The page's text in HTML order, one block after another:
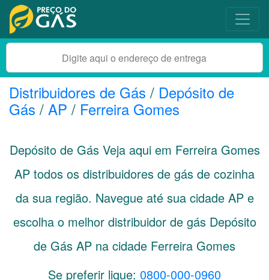
Distribuidores de Gás / Depósito de
Gás / AP / Ferreira Gomes
Depósito de Gás Veja aqui em Ferreira Gomes
AP todos os distribuidores de gás de cozinha
da sua região. Navegue até sua cidade APe
escolha o melhor distribuidor de gás Depósito
de Gás AP na cidade Ferreira Gomes
Se preferir ligue: 0800-000-0960